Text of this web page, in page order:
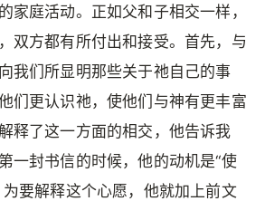
家庭活动。正如父和子相交一样，
双方都有所付出和接受。首先，与
我们所显明那些关于祂自己的事
们更认识祂，使他们与神有更丰富
释了这一方面的相交，他告诉我
一封书信的时候，他的动机是“使
要解释这个心愿，他就加上前文